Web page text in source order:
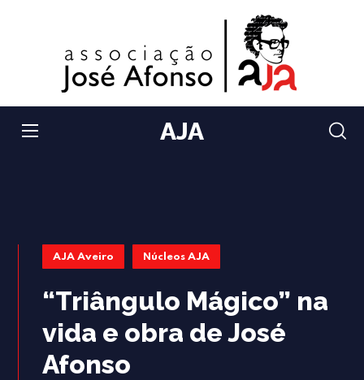
AJA
AJA Aveiro Núcleos AJA
“Triângulo Mágico” na
vida e obra de José
Afonso